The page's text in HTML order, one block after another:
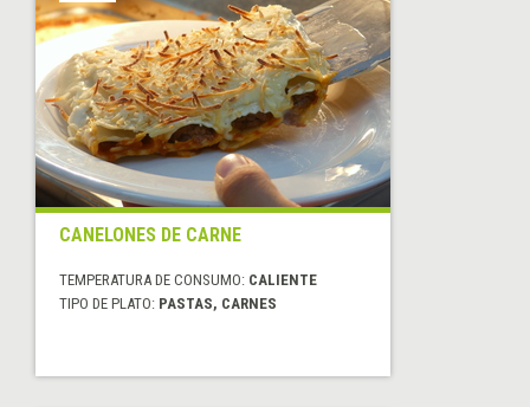
CANELONES DE CARNE
TEMPERATURA DE CONSUMO: CALIENTE
TIPO DE PLATO: PASTAS, CARNES